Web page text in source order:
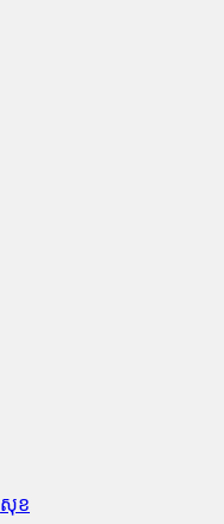
សុខ